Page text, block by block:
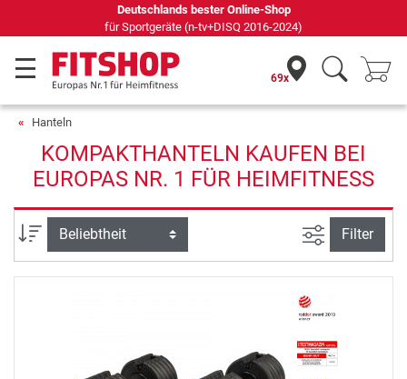
Seit 42 Jahren Ihr Experte für Heimfitness
69x
Hanteln
KOMPAKTHANTELN KAUFEN BEI
EUROPAS NR. 1 FÜR HEIMFITNESS
Sortierung Ansicht
Filter